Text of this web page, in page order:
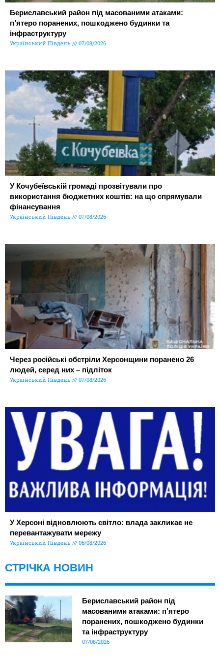
Бериславський район під масованими атаками:
п’ятеро поранених, пошкоджено будинки та
інфраструктуру
Український Південь 07/08/2026
У Кочубеївській громаді прозвітували про
використання бюджетних коштів: на що спрямували
фінансування
Український Південь 07/08/2026
Через російські обстріли Херсонщини поранено 26
людей, серед них – підліток
Український Південь 07/08/2026
У Херсоні відновлюють світло: влада закликає не
перевантажувати мережу
Український Південь 06/08/2026
СТРІЧКА НОВИН
Бериславський район під
масованими атаками: п’ятеро
поранених, пошкоджено будинки
та інфраструктуру
07/08/2026